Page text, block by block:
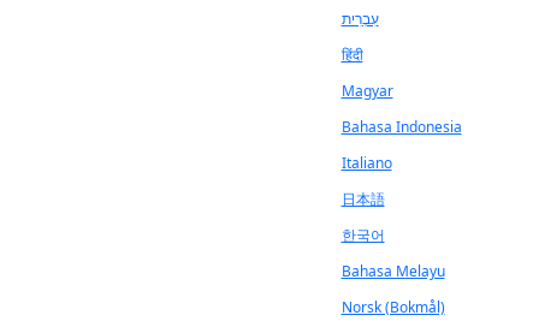
עִבְרִית
हिंदी
Magyar
Bahasa Indonesia
Italiano
日本語
한국어
Bahasa Melayu
Norsk (Bokmål)